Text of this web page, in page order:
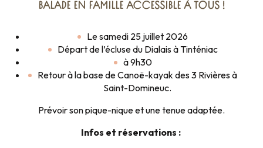
BALADE EN FAMILLE ACCESSIBLE À TOUS !
Le samedi 25 juillet 2026
Départ de l’écluse du Dialais à Tinténiac
à 9h30
Retour à la base de Canoë-kayak des 3 Rivières à
Saint-Domineuc.
Prévoir son pique-nique et une tenue adaptée.
Infos et réservations :